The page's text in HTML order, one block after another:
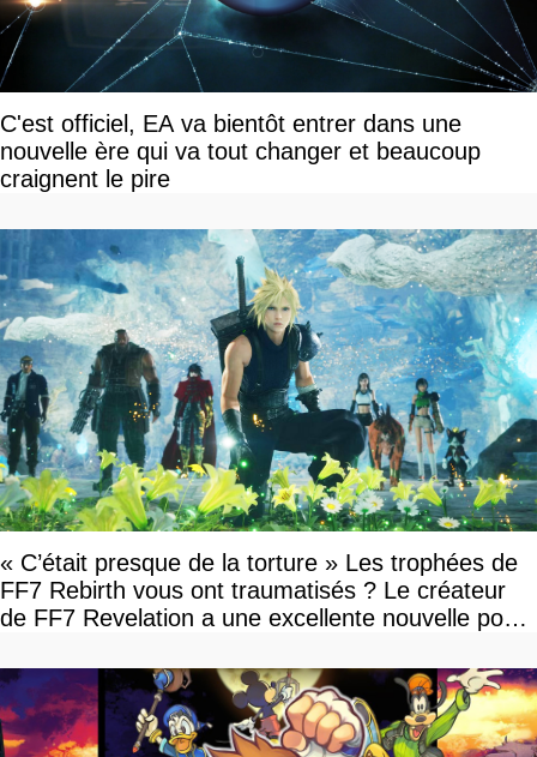
C'est officiel, EA va bientôt entrer dans une
nouvelle ère qui va tout changer et beaucoup
craignent le pire
« C’était presque de la torture » Les trophées de
FF7 Rebirth vous ont traumatisés ? Le créateur
de FF7 Revelation a une excellente nouvelle pour